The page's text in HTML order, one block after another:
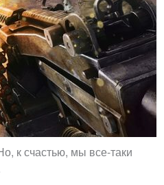
к счастью, мы все-таки